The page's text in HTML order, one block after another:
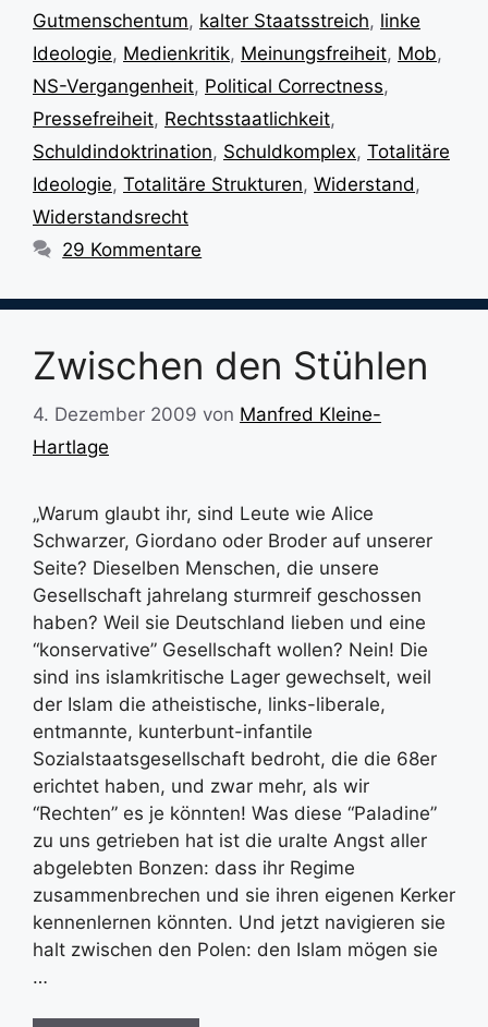
Gutmenschentum, kalter Staatsstreich, linke
Ideologie, Medienkritik, Meinungsfreiheit, Mob,
NS-Vergangenheit, Political Correctness,
Pressefreiheit, Rechtsstaatlichkeit,
Schuldindoktrination, Schuldkomplex, Totalitäre
Ideologie, Totalitäre Strukturen, Widerstand,
Widerstandsrecht
29 Kommentare
Zwischen den Stühlen
4. Dezember 2009 von Manfred Kleine-
Hartlage
„Warum glaubt ihr, sind Leute wie Alice
Schwarzer, Giordano oder Broder auf unserer
Seite? Dieselben Menschen, die unsere
Gesellschaft jahrelang sturmreif geschossen
haben? Weil sie Deutschland lieben und eine
“konservative” Gesellschaft wollen? Nein! Die
sind ins islamkritische Lager gewechselt, weil
der Islam die atheistische, links-liberale,
entmannte, kunterbunt-infantile
Sozialstaatsgesellschaft bedroht, die die 68er
erichtet haben, und zwar mehr, als wir
“Rechten” es je könnten! Was diese “Paladine”
zu uns getrieben hat ist die uralte Angst aller
abgelebten Bonzen: dass ihr Regime
zusammenbrechen und sie ihren eigenen Kerker
kennenlernen könnten. Und jetzt navigieren sie
halt zwischen den Polen: den Islam mögen sie
…